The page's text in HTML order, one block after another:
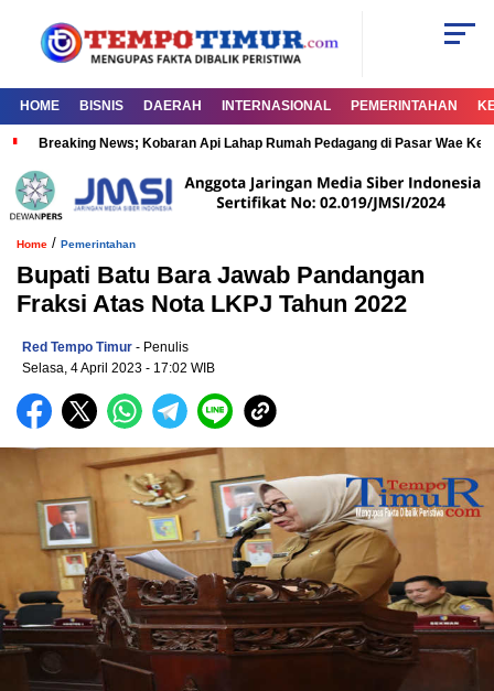
HOME BISNIS DAERAH INTERNASIONAL PEMERINTAHAN
Breaking News; Kobaran Api Lahap Rumah Pedagang di Pasar Wae
Home / Pemerintahan
Bupati Batu Bara Jawab Pandangan
Fraksi Atas Nota LKPJ Tahun 2022
Red Tempo Timur - Penulis
Selasa, 4 April 2023 - 17:02 WIB